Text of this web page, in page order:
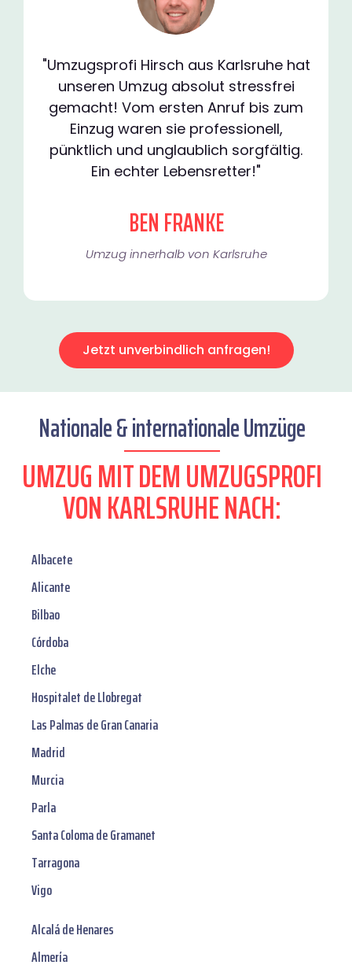
"Umzugsprofi Hirsch aus Karlsruhe hat
unseren Umzug absolut stressfrei
gemacht! Vom ersten Anruf bis zum
Einzug waren sie professionell,
pünktlich und unglaublich sorgfältig.
Ein echter Lebensretter!"
BEN FRANKE
Umzug innerhalb von Karlsruhe​
Jetzt unverbindlich anfragen!
Nationale & internationale Umzüge
UMZUG MIT DEM UMZUGSPROFI
VON KARLSRUHE NACH:
Albacete
Alicante
Bilbao
Córdoba
Elche
Hospitalet de Llobregat
Las Palmas de Gran Canaria
Madrid
Murcia
Parla
Santa Coloma de Gramanet
Tarragona
Vigo
Alcalá de Henares
Almería